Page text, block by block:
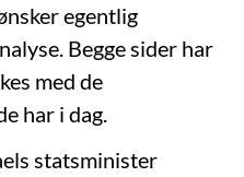
egentlig
Begge sider har
med de
har i dag.
statsminister